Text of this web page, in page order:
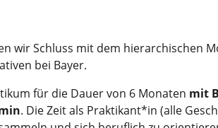
wir Schluss mit dem hierarchischen
bei Bayer.
für die Dauer von 6 Monaten mit
. Die Zeit als Praktikant*in (alle